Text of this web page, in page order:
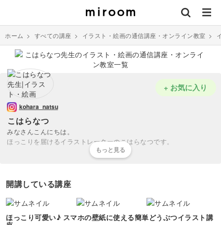
ホーム > すべての講座 > イラスト・絵画の通信講座・オンライン教室 >
こはらなつ
kohara_natsu
みなさんこんにちは。
ほっこりを届けるイラストレーターのこはらなつです。
好きなものや日常のつぶやきを
InstagramやTwitterにて発信しています。
私の投稿に「いつも癒されています」「かわいくてほっこりしまし
っています。そして、絵を描いて誰かに喜んでもらうことってなんて
+ お気に入り
開講している講座
ほっこり可愛い♪ スマホの壁紙に使える簡単どうぶつイラスト講